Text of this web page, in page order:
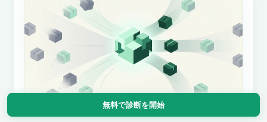
無料で診断を開始